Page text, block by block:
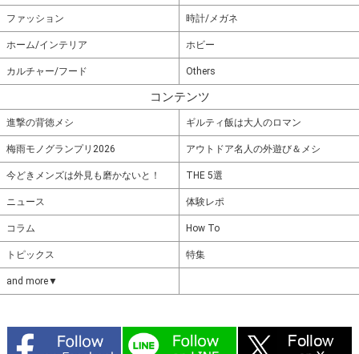
ファッション 時計/メガネ
ホーム/インテリア ホビー
カルチャー/フード Others
コンテンツ
進撃の背徳メシ ギルティ飯は大人のロマン
梅雨モノグランプリ2026 アウトドア名人の外遊び＆メシ
今どきメンズは外見も磨かないと！ THE 5選
ニュース 体験レポ
コラム How To
トピックス 特集
and more▼